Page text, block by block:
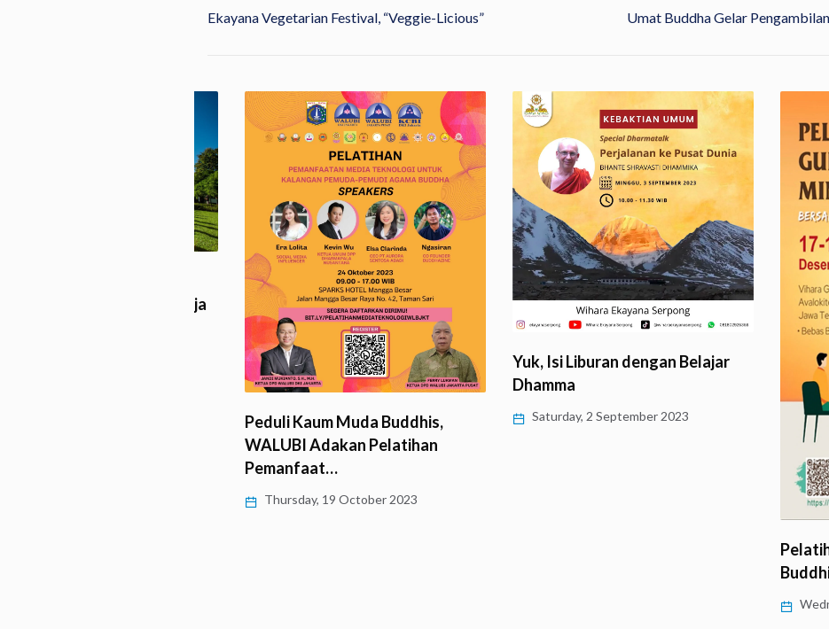
Ekayana Vegetarian Festival, “Veggie-Licious” Umat Buddha Gelar
Peduli Kaum Muda Buddhis,
WALUBI Adakan Pelatihan
Pemanfaat…
Thursday, 19 October 2023
Yuk, Isi Liburan dengan Belajar
Dhamma
Saturday, 2 September 2023
Pelatihan
Buddhis